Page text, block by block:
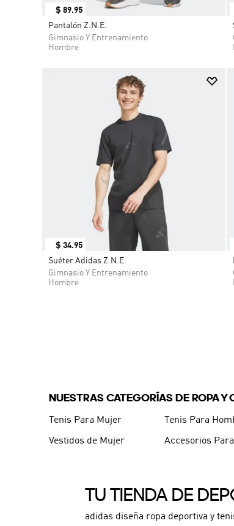
$ 89.95
Pantalón Z.N.E.
Gimnasio Y Entrenamiento
Hombre
$ 34.95
Suéter Adidas Z.N.E.
Gimnasio Y Entrenamiento
Hombre
NUESTRAS CATEGORÍAS DE ROPA Y
Tenis Para Mujer Tenis Para
Vestidos de Mujer Accesorios
TU TIENDA DE
adidas diseña ropa deportiva y